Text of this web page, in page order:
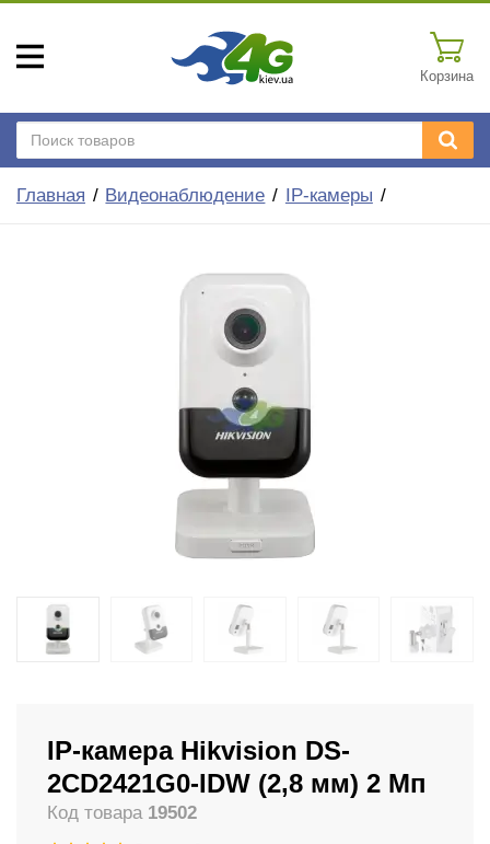
Корзина
Главная Видеонаблюдение IP-камеры
IP-камера Hikvision DS-
2CD2421G0-IDW (2,8 мм) 2 Мп
Код товара 19502